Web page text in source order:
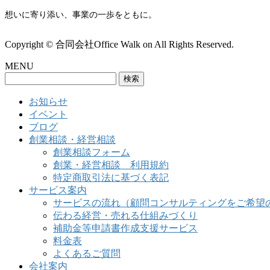
想いに寄り添い、事業の一歩をともに。
Copyright © 合同会社Office Walk on All Rights Reserved.
MENU
お知らせ
イベント
ブログ
創業相談・経営相談
創業相談フォーム
創業・経営相談 利用規約
特定商取引法に基づく表記
サービス案内
サービスの流れ（顧問コンサルティングをご希望
伝わる経営・売れる仕組みづくり
補助金等申請書作成支援サービス
料金表
よくあるご質問
会社案内